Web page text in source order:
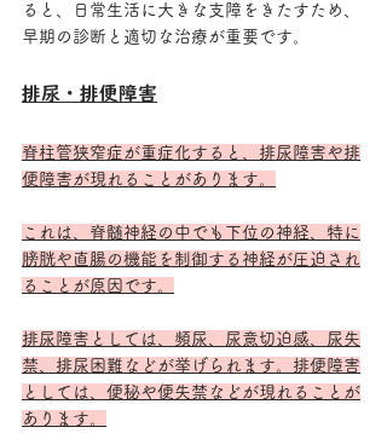
ると、日常生活に大きな支障をきたすため、
早期の診断と適切な治療が重要です。
排尿・排便障害
脊柱管狭窄症が重症化すると、排尿障害や排
便障害が現れることがあります。
これは、脊髄神経の中でも下位の神経、特に
膀胱や直腸の機能を制御する神経が圧迫され
ることが原因です。
排尿障害としては、頻尿、尿意切迫感、尿失
禁、排尿困難などが挙げられます。排便障害
としては、便秘や便失禁などが現れることが
あります。